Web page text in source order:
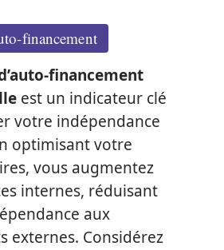
financement
financement
est un indicateur clé
votre indépendance
optimisant votre
vous augmentez
internes, réduisant
aux
externes. Considérez